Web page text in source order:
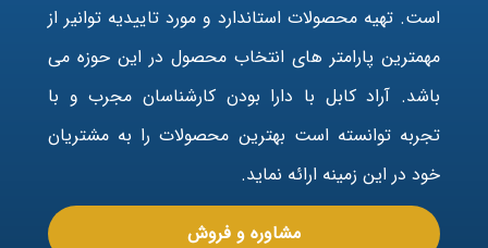
است. تهیه محصولات استاندارد و مورد تاییدیه توانیر از
مهمترین پارامتر های انتخاب محصول در این حوزه می
باشد. آراد کابل با دارا بودن کارشناسان مجرب و با
تجربه توانسته است بهترین محصولات را به مشتریان
خود در این زمینه ارائه نماید.
مشاوره و فروش